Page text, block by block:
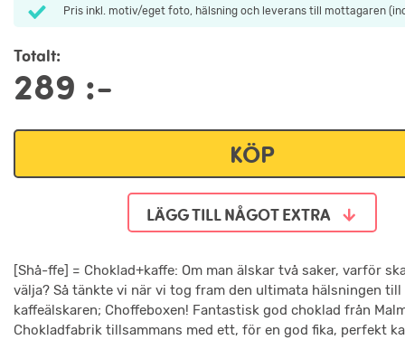
[Shå-ffe] = Choklad+kaffe: Om man älskar två saker, varför
välja? Så tänkte vi när vi tog fram den ultimata hälsningen
kaffeälskaren; Choffeboxen! Fantastisk god choklad från
Chokladfabrik tillsammans med ett, för en god fika, perfekt
Pris inkl. motiv/eget foto, hälsning och leverans till mottagaren
Totalt:
289 :-
KÖP
LÄGG TILL NÅGOT EXTRA